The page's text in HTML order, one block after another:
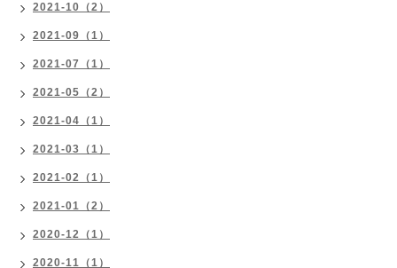
2021-10（2）
2021-09（1）
2021-07（1）
2021-05（2）
2021-04（1）
2021-03（1）
2021-02（1）
2021-01（2）
2020-12（1）
2020-11（1）